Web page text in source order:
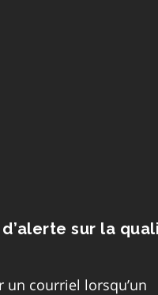
sur la
un courriel lorsqu’un